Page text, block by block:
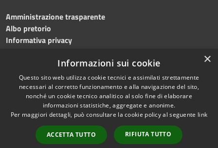
Amministrazione trasparente
Albo pretorio
Informativa privacy
Dichiarazione di accessibilità Meccanismo di feedback
RSS
Accessibilità
Copyright © 2026 • Comune di
Municipium•
Accesso
×
Informazioni sui cookie
Questo sito web utilizza cookie tecnici e assimilati strettamente
necessari al corretto funzionamento e alla navigazione del sito,
nonché un cookie tecnico analitico al solo fine di elaborare
informazioni statistiche, aggregate e anonime.
Per maggiori dettagli, può consultare la cookie policy al seguente link
ACCETTA TUTTO RIFIUTA TUTTO